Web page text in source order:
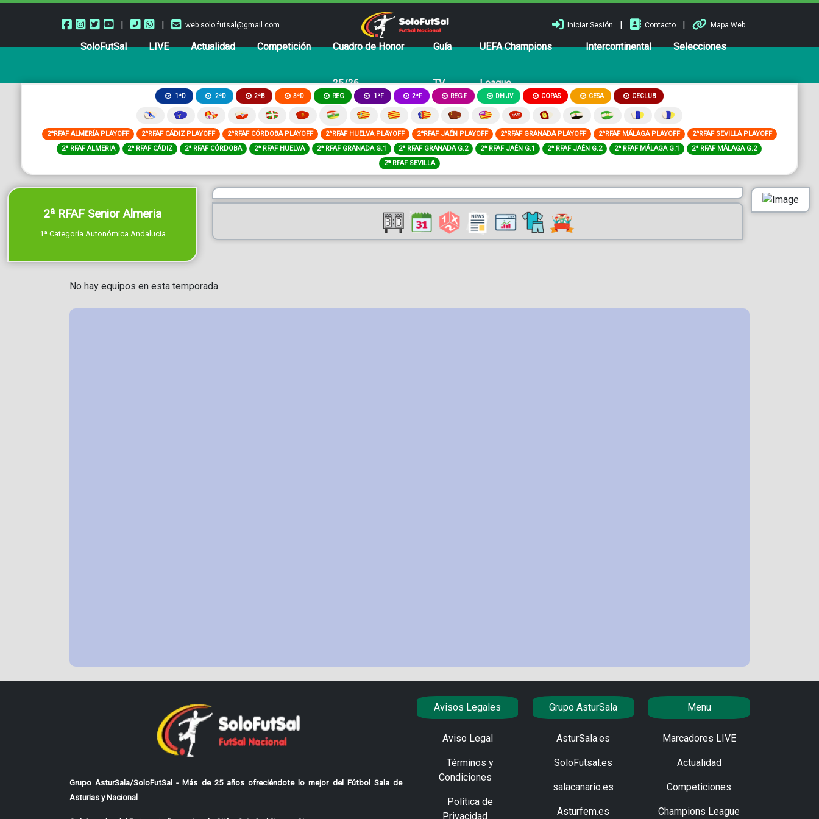
| | web.solo.futsal@gmail.com Iniciar Sesión | Contacto | Mapa Web
SoloFutSal LIVE Actualidad Competición Cuadro de Honor
25/26
Guía
TV
UEFA Champions
League
Intercontinental Selecciones
1ªD 2ªD 2ªB 3ªD REG 1ªF 2ªF REG F DH JV COPAS CESA CECLUB
2ªRFAF ALMERÍA PLAYOFF 2ªRFAF CÁDIZ PLAYOFF 2ªRFAF CÓRDOBA PLAYOFF 2ªRFAF HUELVA PLAYOFF 2ªRFAF JAÉN PLAYOFF 2ªRFAF GRANADA PLAYOFF 2ªRFAF MÁLAGA PLAYOFF
2ªRFAF SEVILLA PLAYOFF
2ª RFAF ALMERIA
2ª RFAF CÁDIZ 2ª RFAF CÓRDOBA 2ª RFAF HUELVA 2ª RFAF GRANADA G.1 2ª RFAF GRANADA G.2 2ª RFAF JAÉN G.1 2ª RFAF JAÉN G.2 2ª RFAF MÁLAGA G.1
2ª RFAF MÁLAGA G.2
2ª RFAF SEVILLA
2ª RFAF Senior Almeria
1ª Categoría Autonómica Andalucia
No hay equipos en esta temporada.
Grupo AsturSala/SoloFutSal - Más de 25 años ofreciéndote lo mejor del Fútbol Sala de
Asturias y Nacional
Avisos Legales
Aviso Legal
Términos y
Condiciones
Política de
Privacidad
Grupo AsturSala
AsturSala.es
SoloFutsal.es
salacanario.es
Asturfem.es
Menu
Marcadores LIVE
Actualidad
Competiciones
Champions League